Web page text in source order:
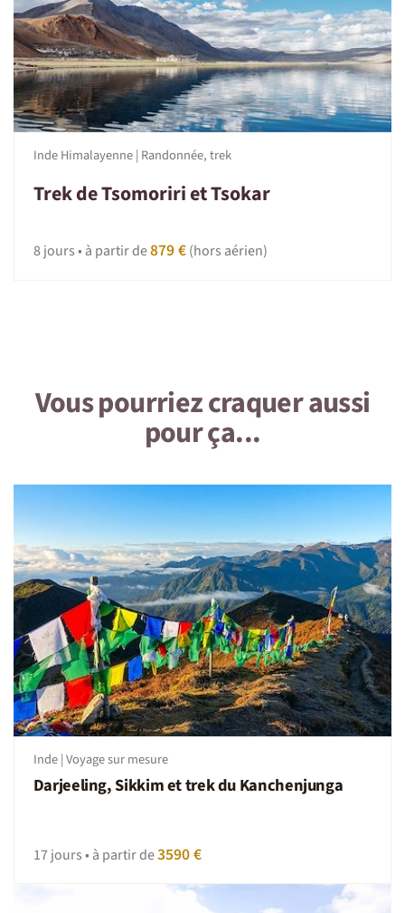
La réussite de tout voyage est un délicat mélange de
bonne humeur, de sentiments d'entraide et de
convivialité, d'esprit de découverte, de bonne volonté
ainsi que le respect des traditions locales. Et n’oubliez
pas, l'aventure est toujours faite d'imprévus. Dans ces
moments là, adoptez la Nomade attitude : patience et
Inde Himalayenne | Randonnée, trek
Trek de Tsomoriri et Tsokar
8 jours • à partir de879 €(hors aérien)
Vous pourriez craquer aussi
pour ça...
Inde | Voyage sur mesure
Darjeeling, Sikkim et trek du Kanchenjunga
17 jours • à partir de3590 €